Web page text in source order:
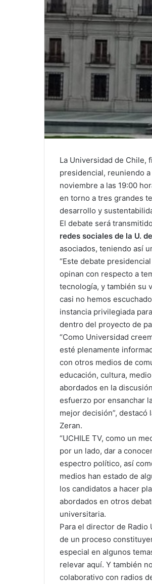
La Universidad de Chile,
presidencial, reuniendo
noviembre a las 19:00
en torno a tres grandes
desarrollo y
El debate será
redes sociales de la U.
asociados, teniendo así
“Este debate
opinan con respecto a
tecnología, y también su
casi no hemos
instancia privilegiada
dentro del proyecto de
“Como Universidad
esté plenamente
con otros medios de
educación, cultura,
abordados en la
esfuerzo por ensanchar
mejor decisión”, destacó
Zeran.
“UCHILE TV, como un
por un lado, dar a
espectro político, así
medios han estado de
los candidatos a hacer
abordados en otros
universitaria.
Para el director de
de un proceso
especial en algunos
relevar aquí. Y también
colaborativo con radios